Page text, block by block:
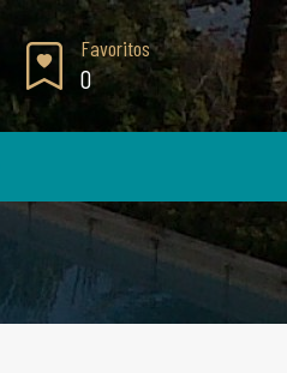
Favoritos
0